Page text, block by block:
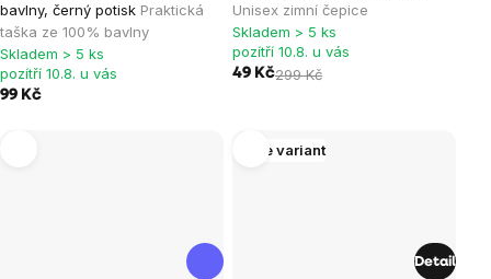
bavlny, černý potisk Praktická
taška ze 100% bavlny
Skladem > 5 ks
pozítří 10.8. u vás
99 Kč
Unisex zimní čepice
Skladem > 5 ks
pozítří 10.8. u vás
49 Kč299 Kč
Více variant
Detail